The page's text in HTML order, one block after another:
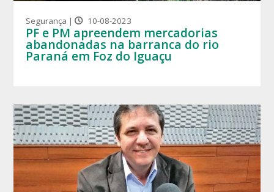
Segurança | 10-08-2023
PF e PM apreendem mercadorias
abandonadas na barranca do rio
Paraná em Foz do Iguaçu